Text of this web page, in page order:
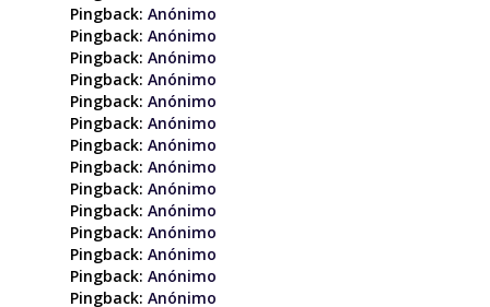
Pingback: Anónimo
Pingback: Anónimo
Pingback: Anónimo
Pingback: Anónimo
Pingback: Anónimo
Pingback: Anónimo
Pingback: Anónimo
Pingback: Anónimo
Pingback: Anónimo
Pingback: Anónimo
Pingback: Anónimo
Pingback: Anónimo
Pingback: Anónimo
Pingback: Anónimo